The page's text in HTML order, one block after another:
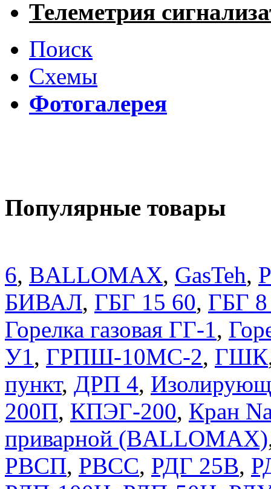
Телеметрия
Поиск
Схемы
Фотогалерея
Популярные товары
6, BALLOMAX, GasTeh,
БИВАЛ, ГБГ 15 60, ГБГ
Горелка газовая ГГ-1,
У1, ГРПШ-10МС-2, ГШК
пункт, ДРП 4,
200П, КПЭГ-200, Кран
приварной (BALLOMAX)
РВСП, РВСС, РДГ 25В,